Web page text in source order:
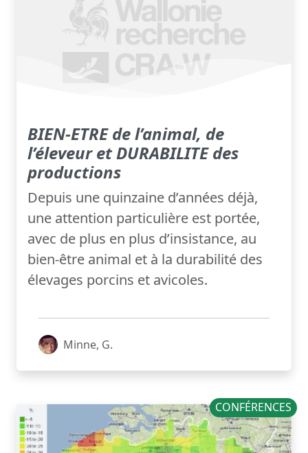
BIEN-ETRE de l’animal, de
l’éleveur et DURABILITE des
productions
Depuis une quinzaine d’années déjà,
une attention particulière est portée,
avec de plus en plus d’insistance, au
bien-être animal et à la durabilité des
élevages porcins et avicoles.
Minne, G.
CONFÉRENCES